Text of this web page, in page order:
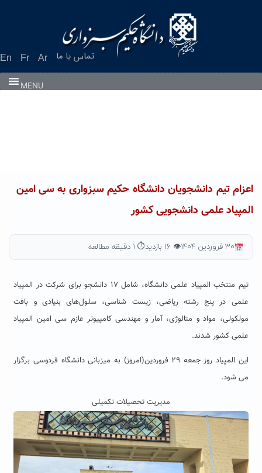
En Fr Ar تماس با ما
MENU
اعزام تیم دانشجویان دانشگاه حکیم سبزواری به سی امین
المپیاد علمی دانشجویی کشور
۳۰ فروردین ۱۴۰۴ 👁 ۱۶ بازدید ⏱ ۱ دقیقه مطالعه
تیم منتخب المپیاد علمی دانشگاه، شامل ۱۷ دانشجو برای شرکت در المپیاد
علمی در پنج رشته ریاضی، زیست شناسی، سلول‌های بنیادی و بافت
مولکولی، مواد و متالوژی، آمار و مهندسی کامپیوتر عازم سی امین المپیاد
علمی کشور شدند.
این المپیاد روز جمعه ۲۹ فروردین(امروز) به میزبانی دانشگاه فردوسی برگزار
می شود.
مدیریت تحصیلات تکمیلی